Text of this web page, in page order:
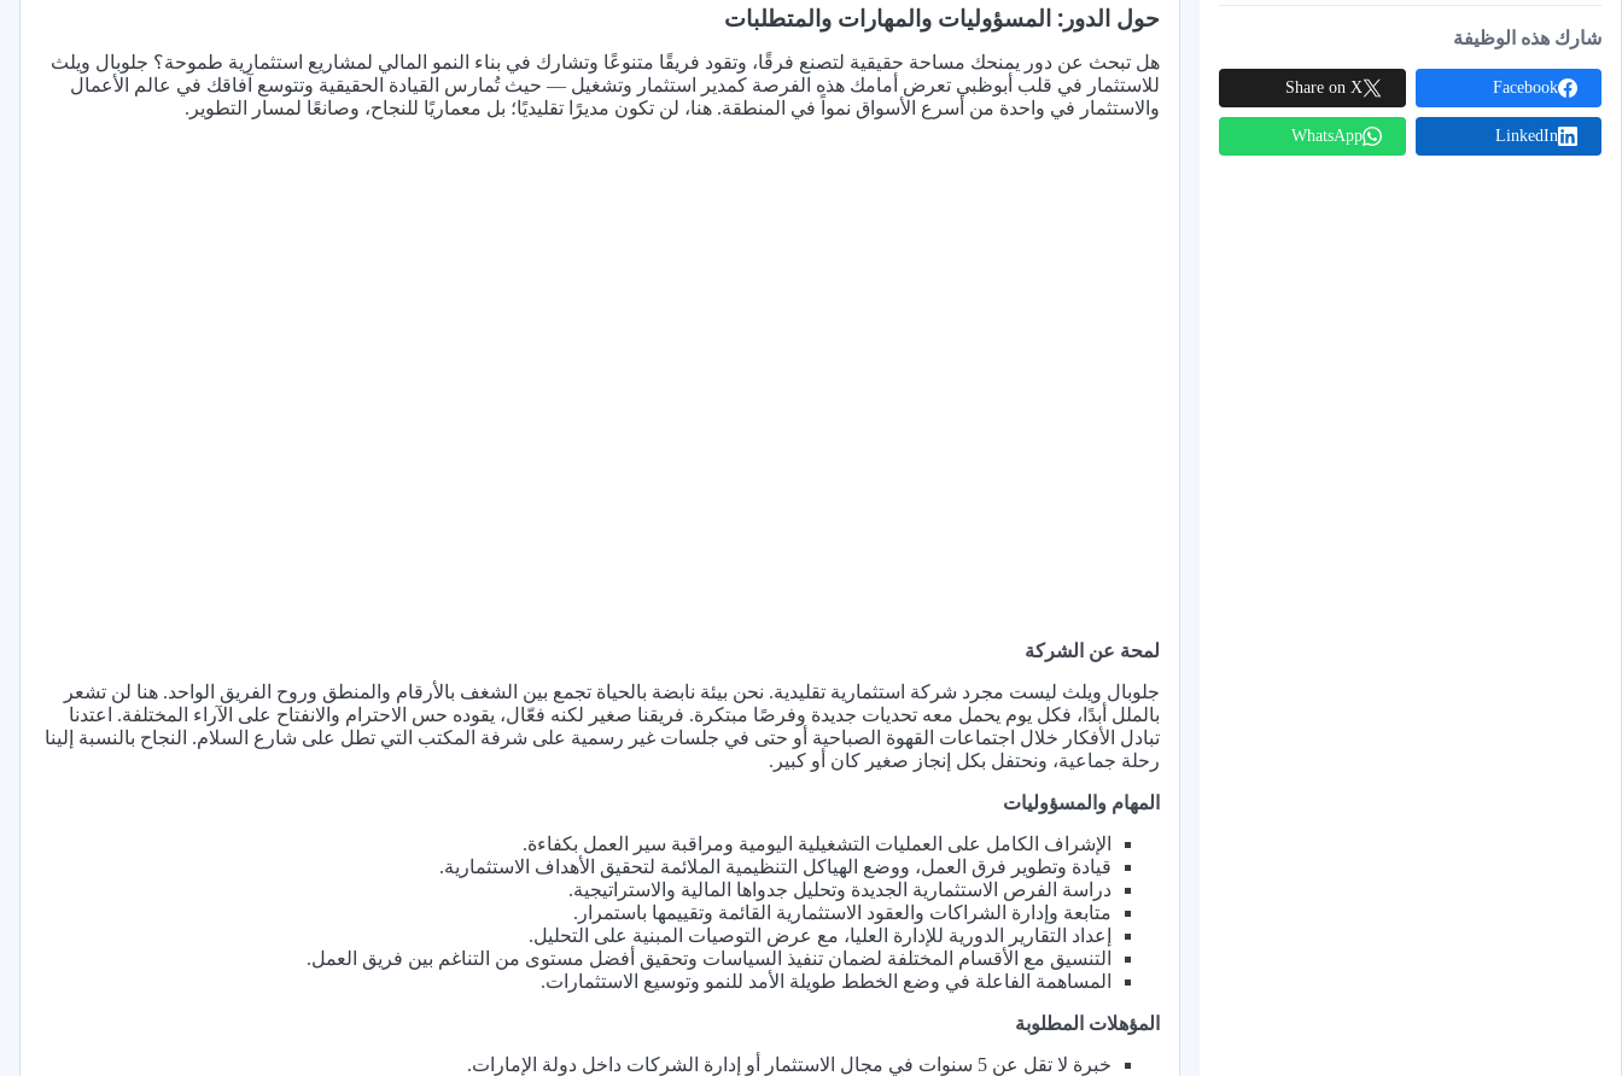
شارك هذه الوظيفة
Facebook
Share on X
LinkedIn
WhatsApp
حول الدور: المسؤوليات والمهارات والمتطلبات
هل تبحث عن دور يمنحك مساحة حقيقية لتصنع فرقًا، وتقود فريقًا متنوعًا وتشارك في بناء النمو المالي لمشاريع استثمارية طموحة؟ جلوبال ويلث
للاستثمار في قلب أبوظبي تعرض أمامك هذه الفرصة كمدير استثمار وتشغيل — حيث تُمارس القيادة الحقيقية وتتوسع آفاقك في عالم الأعمال
والاستثمار في واحدة من أسرع الأسواق نمواً في المنطقة. هنا، لن تكون مديرًا تقليديًا؛ بل معماريًا للنجاح، وصانعًا لمسار التطوير.
لمحة عن الشركة
جلوبال ويلث ليست مجرد شركة استثمارية تقليدية. نحن بيئة نابضة بالحياة تجمع بين الشغف بالأرقام والمنطق وروح الفريق الواحد. هنا لن تشعر
بالملل أبدًا، فكل يوم يحمل معه تحديات جديدة وفرصًا مبتكرة. فريقنا صغير لكنه فعّال، يقوده حس الاحترام والانفتاح على الآراء المختلفة. اعتدنا
تبادل الأفكار خلال اجتماعات القهوة الصباحية أو حتى في جلسات غير رسمية على شرفة المكتب التي تطل على شارع السلام. النجاح بالنسبة إلينا
رحلة جماعية، ونحتفل بكل إنجاز صغير كان أو كبير.
المهام والمسؤوليات
الإشراف الكامل على العمليات التشغيلية اليومية ومراقبة سير العمل بكفاءة.
قيادة وتطوير فرق العمل، ووضع الهياكل التنظيمية الملائمة لتحقيق الأهداف الاستثمارية.
دراسة الفرص الاستثمارية الجديدة وتحليل جدواها المالية والاستراتيجية.
متابعة وإدارة الشراكات والعقود الاستثمارية القائمة وتقييمها باستمرار.
إعداد التقارير الدورية للإدارة العليا، مع عرض التوصيات المبنية على التحليل.
التنسيق مع الأقسام المختلفة لضمان تنفيذ السياسات وتحقيق أفضل مستوى من التناغم بين فريق العمل.
المساهمة الفاعلة في وضع الخطط طويلة الأمد للنمو وتوسيع الاستثمارات.
المؤهلات المطلوبة
خبرة لا تقل عن 5 سنوات في مجال الاستثمار أو إدارة الشركات داخل دولة الإمارات.